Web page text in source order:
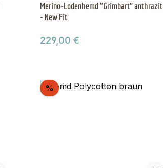
Merino-Lodenhemd "Grimbart" anthrazit
- New Fit
Regulärer Preis:
229,00 €
% Rabatt